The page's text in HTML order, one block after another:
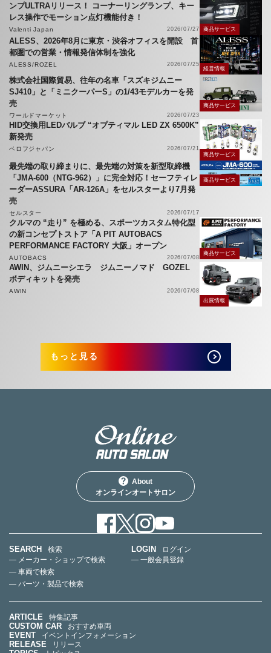
ンプULTRAリリース！ コーナーリングランプ、キー
レス操作でモーション点灯機能付き！
Valenti Japan 2026/07/27 商品サービス
ALESS、2026年8月に東京・渋谷オフィスを開設 首
都圏での営業・情報発信体制を強化
ALESS/ROZEL 2026/07/25
経営情報
株式会社国際貿易、往年の名車「スズキジムニー
SJ410」と「ミニクーパーS」の1/43モデルカーを発
売
ワールドマーケット 2026/07/23
商品サービス
HID交換用LEDバルブ “オプティマル LED ZX 6500K”
新発売
ベロフジャパン
2026/07/21
商品サービス
最先端の取り締まりに、最先端の対策を新型取締機
「JMA-600（NTG-962）」に完全対応！セーフティレ
ーダーASSURA「AR-126A」をセルスターより7月発
売
セルスター 2026/07/17
商品サービス
クルマの “走り” を極める、スポーツカスタム特化型
の新コンセプトストア「A PIT AUTOBACS
PERFORMANCE FACTORY 大阪」オープン
AUTOBACS 2026/07/08
商品サービス
AWIN、ジムニーシエラ ジムニーノマド GOZEL
ボディキットを発売
AWIN
2026/07/08
出展情報
もっと見る
About
オンラインオートサロン
SEARCH
検索
— メーカー・ショップで検索
— 車両で検索
— パーツ・製品で検索
LOGIN
ログイン
— 一般会員登録
ARTICLE 特集記事
CUSTOM CAR おすすめ車両
EVENT イベントインフォメーション
RELEASE リリース